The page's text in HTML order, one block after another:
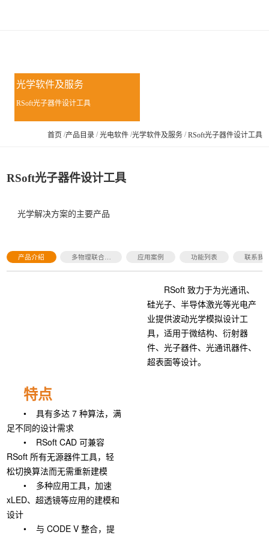
光学软件及服务
RSoft光子器件设计工具
首页 /产品目录 /光电软件 /光学软件及服务 /RSoft光子器件设计工具
RSoft光子器件设计工具
光学解决方案的主要产品
产品介绍
多物理联合模
应用案例 功能列表 联系我
RSoft 致力于为光通讯、
硅光子、半导体激光等光电产
业提供波动光学模拟设计工
具，适用于微结构、衍射器
件、光子器件、光通讯器件、
超表面等设计。
特点
• 具有多达 7 种算法，满
足不同的设计需求
• RSoft CAD 可兼容
RSoft 所有无源器件工具，轻
松切换算法而无需重新建模
• 多种应用工具，加速
xLED、超透镜等应用的建模和
设计
• 与 CODE V 整合，提